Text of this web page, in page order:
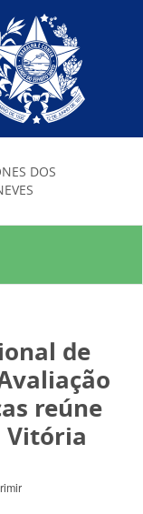
DOS
de
reúne
Vitória